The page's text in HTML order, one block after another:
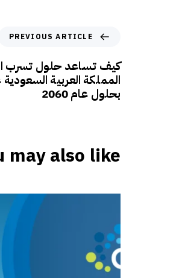
PREVIOUS ARTICLE
كيف تساعد حلول تسرب
المملكة العربية
بحلول عام 2060
may also like